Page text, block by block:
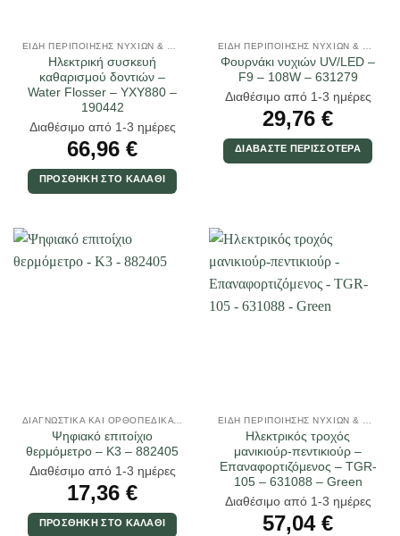
Ηλεκτρική συσκευή
καθαρισμού δοντιών –
Water Flosser – YXY880 –
190442
Διαθέσιμο από 1-3 ημέρες
66,96 €
ΠΡΟΣΘΉΚΗ ΣΤΟ ΚΑΛΆΘΙ
Φουρνάκι νυχιών UV/LED –
F9 – 108W – 631279
Διαθέσιμο από 1-3 ημέρες
29,76 €
ΔΙΑΒΆΣΤΕ ΠΕΡΙΣΣΌΤΕΡΑ
Ψηφιακό επιτοίχιο
θερμόμετρο – K3 – 882405
Διαθέσιμο από 1-3 ημέρες
17,36 €
ΠΡΟΣΘΉΚΗ ΣΤΟ ΚΑΛΆΘΙ
Ηλεκτρικός τροχός
μανικιούρ-πεντικιούρ –
Επαναφορτιζόμενος – TGR-
105 – 631088 – Green
Διαθέσιμο από 1-3 ημέρες
57,04 €